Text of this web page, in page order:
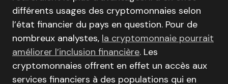
différents usages des cryptomonnaies selon
l’état financier du pays en question. Pour de
nombreux analystes, la cryptomonnaie pourrait
améliorer l’inclusion financière. Les
cryptomonnaies offrent en effet un accès aux
services financiers à des populations qui en